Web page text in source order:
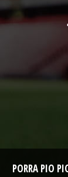
PORRA PIO